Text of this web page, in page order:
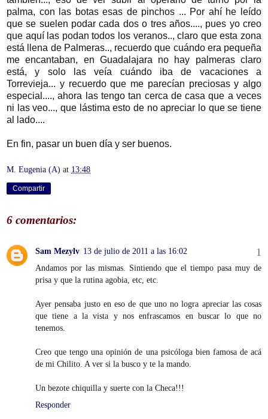
palma, con las botas esas de pinchos ... Por ahí he leído
que se suelen podar cada dos o tres años...., pues yo creo
que aquí las podan todos los veranos.., claro que esta zona
está llena de Palmeras.., recuerdo que cuándo era pequeña
me encantaban, en Guadalajara no hay palmeras claro
está, y solo las veía cuándo iba de vacaciones a
Torrevieja... y recuerdo que me parecían preciosas y algo
especial...., ahora las tengo tan cerca de casa que a veces
ni las veo..., que lástima esto de no apreciar lo que se tiene
al lado....
En fin, pasar un buen día y ser buenos.
M. Eugenia (A) at 13:48
Compartir
6 comentarios:
Sam Mezylv 13 de julio de 2011 a las 16:02
Andamos por las mismas. Sintiendo que el tiempo pasa muy de
prisa y que la rutina agobia, etc, etc.
Ayer pensaba justo en eso de que uno no logra apreciar las cosas
que tiene a la vista y nos enfrascamos en buscar lo que no
tenemos.
Creo que tengo una opinión de una psicóloga bien famosa de acá
de mi Chilito. A ver si la busco y te la mando.
Un bezote chiquilla y suerte con la Checa!!!
Responder